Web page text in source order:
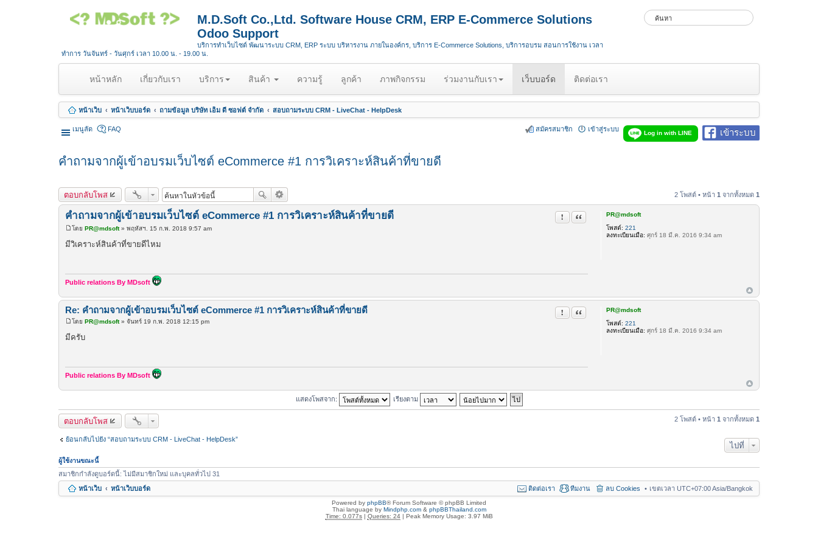
M.D.Soft Co.,Ltd. Software House CRM, ERP E-Commerce Solutions
Odoo Support
บริการทำเว็บไซต์ พัฒนาระบบ CRM, ERP ระบบ บริหารงาน ภายในองค์กร, บริการ E-Commerce Solutions, บริการอบรม สอนการใช้งาน เวลา
ทำการ วันจันทร์ - วันศุกร์ เวลา 10.00 น. - 19.00 น.
หน้าหลัก(
u
r
t
เกี่ยวกับเรา บริการ สินค้า ความรู้ ลูกค้า ภาพกิจกรรม ร่วมงานกับเรา เว็บบอร์ด ติดต่อเรา
หน้าเว็บ หน้าเว็บบอร์ด ถามข้อมูล บริษัท เอ็ม ดี ซอฟต์ จำกัด สอบถามระบบ CRM - LiveChat - HelpDesk
เมนูลัด เข้าระบบ
Log in with LINE
FAQ เข้าสู่ระบบ
สมัครสมาชิก
คำถามจากผู้เข้าอบรมเว็บไซต์ eCommerce #1 การวิเคราะห์สินค้าที่ขายดี
ตอบกลับโพส 2 โพสต์ • หน้า 1 จากทั้งหมด 1
PR@mdsoft
โพสต์: 221
ลงทะเบียนเมื่อ: ศุกร์ 18 มี.ค. 2016 9:34 am
คำถามจากผู้เข้าอบรมเว็บไซต์ eCommerce #1 การวิเคราะห์สินค้าที่ขายดี รายงานในข้อความ
อ้างคำพูด
พ
ส
โดย PR@mdsoft» พฤหัสฯ. 15 ก.พ. 2018 9:57 am
มีวิเคราะห์สินค้าที่ขายดีไหม
Public relations By MDsoft
PR@mdsoft
โพสต์: 221
ลงทะเบียนเมื่อ: ศุกร์ 18 มี.ค. 2016 9:34 am
Re: คำถามจากผู้เข้าอบรมเว็บไซต์ eCommerce #1 การวิเคราะห์สินค้าที่ขายดี รายงานในข้อความ
อ้างคำพูด
พ
ส
โดย PR@mdsoft» จันทร์ 19 ก.พ. 2018 12:15 pm
มีครับ
Public relations By MDsoft
แสดงโพสจาก: เรียงตาม
ตอบกลับโพส 2 โพสต์ • หน้า 1 จากทั้งหมด 1
ย้อนกลับไปยัง “สอบถามระบบ CRM - LiveChat - HelpDesk”
ไปที่
ผู้ใช้งานขณะนี้
สมาชิกกำลังดูบอร์ดนี้: ไม่มีสมาชิกใหม่ และบุคลทั่วไป 31
หน้าเว็บ
หน้าเว็บบอร์ด เขตเวลา UTC+07:00 Asia/Bangkok
ลบ Cookies
ทีมงาน
ติดต่อเรา
Powered by phpBB® Forum Software © phpBB Limited
Thai language by Mindphp.com& phpBBThailand.com
Time: 0.077s| Queries: 24| Peak Memory Usage: 3.97 MiB